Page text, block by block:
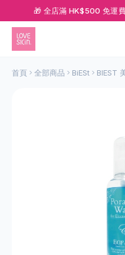
🎁 全店滿 HK$500 免運
首頁 全部商品 BiESt BIEST